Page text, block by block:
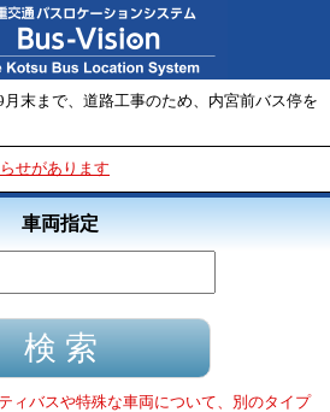
月末まで、道路工事のため、内宮前バス停を
せがあります
車両指定
ィバスや特殊な車両について、別のタイプ